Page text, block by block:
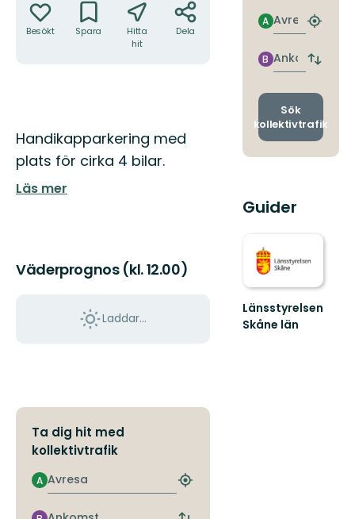
Besökt Spara
Hitta
hit
Dela
Beskrivning
Handikapparkering med
plats för cirka 4 bilar.
Läs mer
Väderprognos (kl. 12.00)
Laddar...
Ta dig hit med
kollektivtrafik
Avresa
A
Hitta
hållplats
Avresa
A
Hitta
Ankomst
B
Byt
och
Sök
kollektivtrafik
Guider
Länsstyrelsen
Skåne län